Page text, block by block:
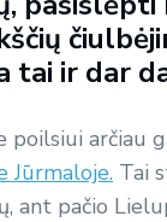
tai ir dar
poilsiui arčiau
Jūrmaloje. Tai
ant pačio